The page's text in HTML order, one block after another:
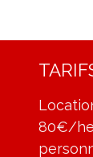
80€/